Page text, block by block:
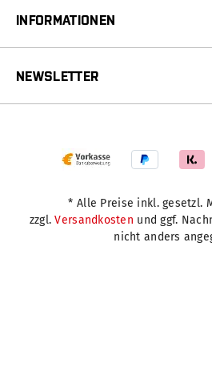
INFORMATIONEN
NEWSLETTER
* Alle Preise inkl. gesetzl.
zzgl.Versandkosten und ggf.
nicht anders